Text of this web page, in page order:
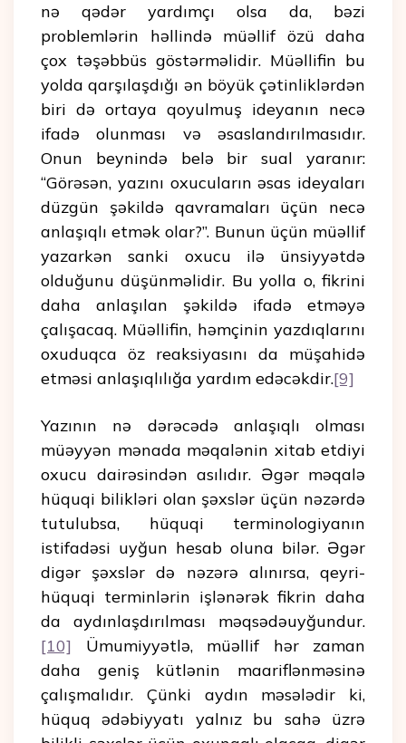
nə qədər yardımçı olsa da, bəzi
problemlərin həllində müəllif özü daha
çox təşəbbüs göstərməlidir. Müəllifin bu
yolda qarşılaşdığı ən böyük çətinliklərdən
biri də ortaya qoyulmuş ideyanın necə
ifadə olunması və əsaslandırılmasıdır.
Onun beynində belə bir sual yaranır:
“Görəsən, yazını oxucuların əsas ideyaları
düzgün şəkildə qavramaları üçün necə
anlaşıqlı etmək olar?”. Bunun üçün müəllif
yazarkən sanki oxucu ilə ünsiyyətdə
olduğunu düşünməlidir. Bu yolla o, fikrini
daha anlaşılan şəkildə ifadə etməyə
çalışacaq. Müəllifin, həmçinin yazdıqlarını
oxuduqca öz reaksiyasını da müşahidə
etməsi anlaşıqlılığa yardım edəcəkdir.[9]
Yazının nə dərəcədə anlaşıqlı olması
müəyyən mənada məqalənin xitab etdiyi
oxucu dairəsindən asılıdır. Əgər məqalə
hüquqi bilikləri olan şəxslər üçün nəzərdə
tutulubsa, hüquqi terminologiyanın
istifadəsi uyğun hesab oluna bilər. Əgər
digər şəxslər də nəzərə alınırsa, qeyri-
hüquqi terminlərin işlənərək fikrin daha
da aydınlaşdırılması məqsədəuyğundur.
[10] Ümumiyyətlə, müəllif hər zaman
daha geniş kütlənin maariflənməsinə
çalışmalıdır. Çünki aydın məsələdir ki,
hüquq ədəbiyyatı yalnız bu sahə üzrə